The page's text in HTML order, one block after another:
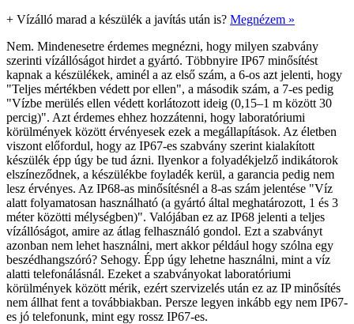
+ Vízálló marad a készülék a javítás után is? Megnézem »
Nem. Mindenesetre érdemes megnézni, hogy milyen szabvány
szerinti vízállóságot hirdet a gyártó. Többnyire IP67 minősítést
kapnak a készülékek, aminél a az első szám, a 6-os azt jelenti, hogy
"Teljes mértékben védett por ellen", a második szám, a 7-es pedig
"Vízbe merülés ellen védett korlátozott ideig (0,15–1 m között 30
percig)". Azt érdemes ehhez hozzátenni, hogy laboratóriumi
körülmények között érvényesek ezek a megállapítások. Az életben
viszont előfordul, hogy az IP67-es szabvány szerint kialakított
készülék épp úgy be tud ázni. Ilyenkor a folyadékjelző indikátorok
elszíneződnek, a készülékbe foyladék kerül, a garancia pedig nem
lesz érvényes. Az IP68-as minősítésnél a 8-as szám jelentése "Víz
alatt folyamatosan használható (a gyártó által meghatározott, 1 és 3
méter közötti mélységben)". Valójában ez az IP68 jelenti a teljes
vízállóságot, amire az átlag felhasználó gondol. Ezt a szabványt
azonban nem lehet használni, mert akkor például hogy szólna egy
beszédhangszóró? Sehogy. Épp úgy lehetne használni, mint a víz
alatti telefonálásnál. Ezeket a szabványokat laboratóriumi
körülmények között mérik, ezért szervizelés után ez az IP minősítés
nem állhat fent a továbbiakban. Persze legyen inkább egy nem IP67-
es jó telefonunk, mint egy rossz IP67-es.